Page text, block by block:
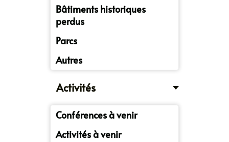
Bâtiments historiques
perdus
Parcs
Autres
Activités
Conférences à venir
Activités à venir